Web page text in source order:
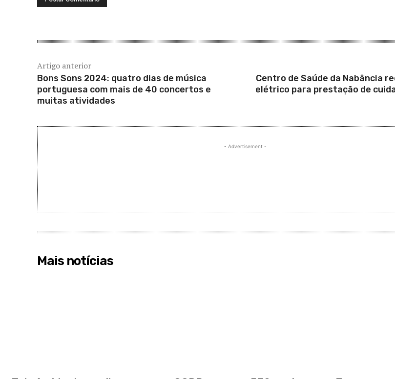
Artigo anterior
Bons Sons 2024: quatro dias de música
portuguesa com mais de 40 concertos e
muitas atividades
Centro de Saúde da Nabância
elétrico para prestação de
- Advertisement -
Mais notícias